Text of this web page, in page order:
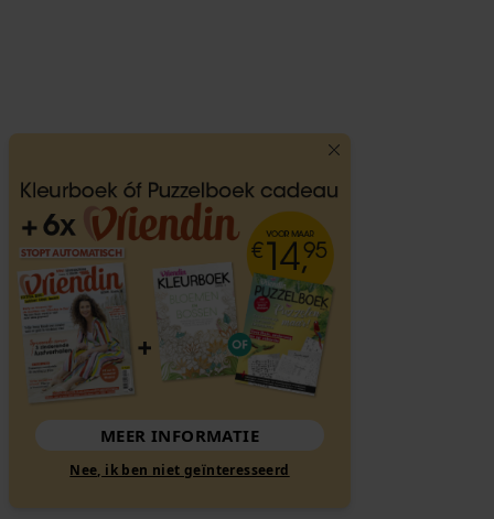
MEER INFORMATIE
Nee, ik ben niet geïnteresseerd